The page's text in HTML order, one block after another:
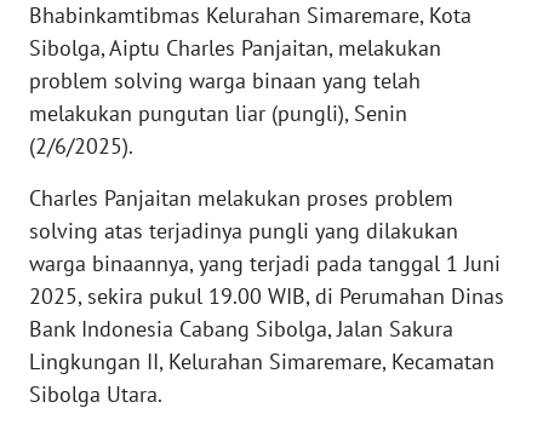
Bhabinkamtibmas Kelurahan Simaremare, Kota
Sibolga, Aiptu Charles Panjaitan, melakukan
problem solving warga binaan yang telah
melakukan pungutan liar (pungli), Senin
(2/6/2025).
Charles Panjaitan melakukan proses problem
solving atas terjadinya pungli yang dilakukan
warga binaannya, yang terjadi pada tanggal 1 Juni
2025, sekira pukul 19.00 WIB, di Perumahan Dinas
Bank Indonesia Cabang Sibolga, Jalan Sakura
Lingkungan II, Kelurahan Simaremare, Kecamatan
Sibolga Utara.
REDAKSI
KARIR
DISCLAIMER
Wahana
News
Regional
WN
SUMUT